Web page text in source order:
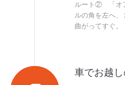
ルート② 「オ
ルの角を左へ
曲がってすぐ。
車でお越